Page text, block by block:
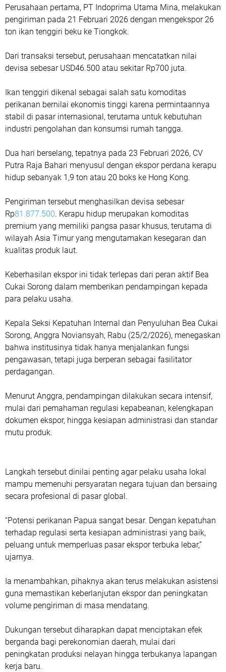
‎Perusahaan pertama, PT Indoprima Utama Mina, melakukan
pengiriman pada 21 Februari 2026 dengan mengekspor 26
ton ikan tenggiri beku ke Tiongkok.
Dari transaksi tersebut, perusahaan mencatatkan nilai
devisa sebesar USD46.500 atau sekitar Rp700 juta.
Ikan tenggiri dikenal sebagai salah satu komoditas
perikanan bernilai ekonomis tinggi karena permintaannya
stabil di pasar internasional, terutama untuk kebutuhan
industri pengolahan dan konsumsi rumah tangga.
Dua hari berselang, tepatnya pada 23 Februari 2026, CV
Putra Raja Bahari menyusul dengan ekspor perdana kerapu
hidup sebanyak 1,9 ton atau 20 boks ke Hong Kong.
Pengiriman tersebut menghasilkan devisa sebesar
Rp81.877.500. Kerapu hidup merupakan komoditas
premium yang memiliki pangsa pasar khusus, terutama di
wilayah Asia Timur yang mengutamakan kesegaran dan
kualitas produk laut.
Keberhasilan ekspor ini tidak terlepas dari peran aktif Bea
Cukai Sorong dalam memberikan pendampingan kepada
para pelaku usaha.
Kepala Seksi Kepatuhan Internal dan Penyuluhan Bea Cukai
Sorong, Anggra Noviansyah, Rabu (25/2/2026), menegaskan
bahwa institusinya tidak hanya menjalankan fungsi
pengawasan, tetapi juga berperan sebagai fasilitator
perdagangan.
Menurut Anggra, pendampingan dilakukan secara intensif,
mulai dari pemahaman regulasi kepabeanan, kelengkapan
dokumen ekspor, hingga kesiapan administrasi dan standar
mutu produk.
Langkah tersebut dinilai penting agar pelaku usaha lokal
mampu memenuhi persyaratan negara tujuan dan bersaing
secara profesional di pasar global.
“Potensi perikanan Papua sangat besar. Dengan kepatuhan
terhadap regulasi serta kesiapan administrasi yang baik,
peluang untuk memperluas pasar ekspor terbuka lebar,”
ujarnya.
Ia menambahkan, pihaknya akan terus melakukan asistensi
guna memastikan keberlanjutan ekspor dan peningkatan
volume pengiriman di masa mendatang.
Dukungan tersebut diharapkan dapat menciptakan efek
berganda bagi perekonomian daerah, mulai dari
peningkatan produksi nelayan hingga terbukanya lapangan
kerja baru.